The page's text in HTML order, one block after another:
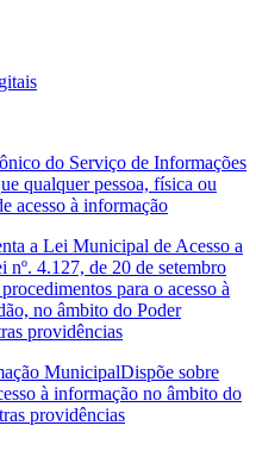
do Serviço de Informações
qualquer pessoa, física ou
acesso à informação
a Lei Municipal de Acesso a
nº. 4.127, de 20 de setembro
para o acesso à
no âmbito do Poder
providências
MunicipalDispõe sobre
à informação no âmbito do
providências